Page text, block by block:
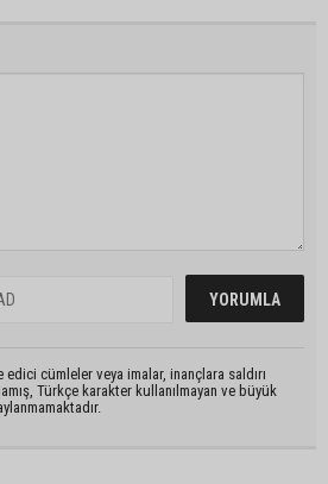
cümleler veya imalar, inançlara saldırı
Türkçe karakter kullanılmayan ve büyük